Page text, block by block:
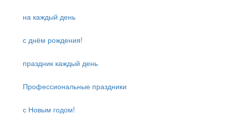
на каждый день
с днём рождения!
праздник каждый день
Профессиональные праздники
с Новым годом!